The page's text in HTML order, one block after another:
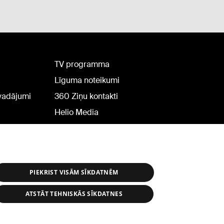
TV programma
Līguma noteikumi
360 Ziņu kontakti
Helio Media
PIEKRIST VISĀM SĪKDATNĒM
ATSTĀT TEHNISKĀS SĪKDATNES